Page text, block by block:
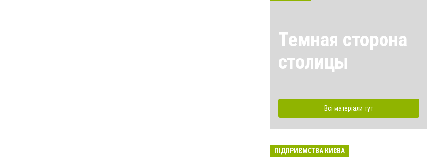
Темная сторона
столицы
Всі матеріали тут
ПІДПРИЄМСТВА КИЄВА